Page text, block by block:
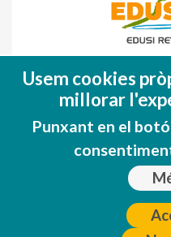
(FEDER)
Una manera
Usem cookies
millorar
Punxant en el